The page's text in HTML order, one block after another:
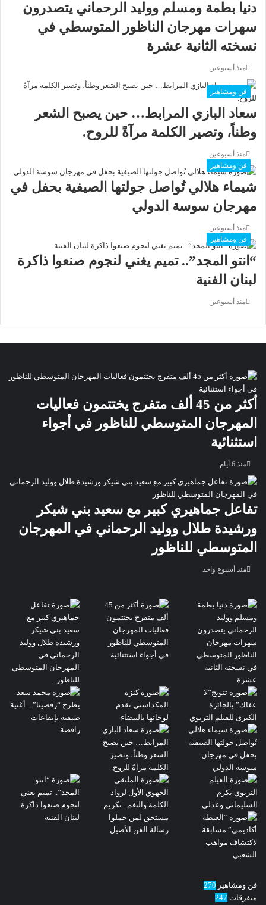
دنيا بطمة ومسلم ووليد الرحماني يتصدرون
سهرات مهرجان الناظور المتوسطي في
نسخته الثانية عشرة
منذ أسبوعين
فن ومشاهير
سعاد البازي المرابط… حين يصبح الشعر
وطناً، وتصير الكلمة مرآةً للروح.
منذ أسبوعين
فن ومشاهير
شيماء هلالي تُواصل جولتها الصيفية بحفل في
مهرجان سوسة الدولي
منذ أسبوعين
فن ومشاهير
“انتو المجد”.. تميم يغني لنجوم صنعوا ذاكرة
لبنان الفنية
منذ أسبوعين
أكثر من 45 ألف متفرج يختتمون فعاليات
المهرجان المتوسطي للناظور في أجواء
استثنائية
منذ 6 أيام
تفاعل جماهيري كبير مع سعيد بني شيكر
ورشيدة طلال ووليد الرحماني في المهرجان
المتوسطي للناظور
منذ أسبوع واحد
فن ومشاهير 270
متفرقات 247